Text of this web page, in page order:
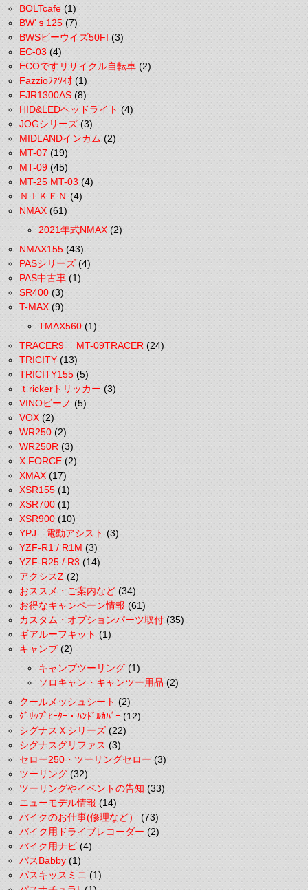
BOLTcafe(1)
BW'ｓ125(7)
BWSビーウイズ50FI(3)
EC-03(4)
ECOですリサイクル自転車(2)
Fazzioﾌｧﾂｨｵ(1)
FJR1300AS(8)
HID&LEDヘッドライト(4)
JOGシリーズ(3)
MIDLANDインカム(2)
MT-07(19)
MT-09(45)
MT-25 MT-03(4)
ＮＩＫＥＮ(4)
NMAX(61)
2021年式NMAX(2)
NMAX155(43)
PASシリーズ(4)
PAS中古車(1)
SR400(3)
T-MAX(9)
TMAX560(1)
TRACER9 MT-09TRACER(24)
TRICITY(13)
TRICITY155(5)
ｔrickerトリッカー(3)
VINOビーノ(5)
VOX(2)
WR250(2)
WR250R(3)
X FORCE(2)
XMAX(17)
XSR155(1)
XSR700(1)
XSR900(10)
YPJ 電動アシスト(3)
YZF-R1 / R1M(3)
YZF-R25 / R3(14)
アクシスZ(2)
おススメ・ご案内など(34)
お得なキャンペーン情報(61)
カスタム・オプションパーツ取付(35)
ギアルーフキット(1)
キャンプ(2)
キャンプツーリング(1)
ソロキャン・キャンツー用品(2)
クールメッシュシート(2)
ｸﾞﾘｯﾌﾟﾋｰﾀｰ・ﾊﾝﾄﾞﾙｶﾊﾞｰ(12)
シグナスＸシリーズ(22)
シグナスグリファス(3)
セロー250・ツーリングセロー(3)
ツーリング(32)
ツーリングやイベントの告知(33)
ニューモデル情報(14)
バイクのお仕事(修理など）(73)
バイク用ドライブレコーダー(2)
バイク用ナビ(4)
パスBabby(1)
パスキッスミニ(1)